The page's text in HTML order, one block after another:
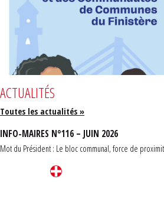
ACTUALITÉS
Toutes les actualités »
INFO-MAIRES N°116 – JUIN 2026
Mot du Président : Le bloc communal, force de